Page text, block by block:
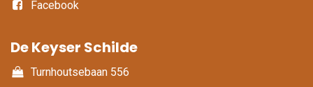
Facebook
De Keyser Schilde
Turnhoutsebaan 556